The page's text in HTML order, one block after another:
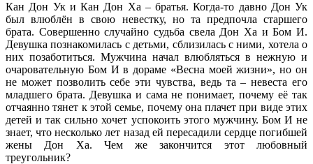
Кан Дон Ук и Кан Дон Ха – братья. Когда-то давно Дон Ук
был влюблён в свою невестку, но та предпочла старшего
брата. Совершенно случайно судьба свела Дон Ха и Бом И.
Девушка познакомилась с детьми, сблизилась с ними, хотела о
них позаботиться. Мужчина начал влюбляться в нежную и
очаровательную Бом И в дораме «Весна моей жизни», но он
не может позволить себе эти чувства, ведь та – невеста его
младшего брата. Девушка и сама не понимает, почему её так
отчаянно тянет к этой семье, почему она плачет при виде этих
детей и так сильно хочет успокоить этого мужчину. Бом И не
знает, что несколько лет назад ей пересадили сердце погибшей
жены Дон Ха. Чем же закончится этот любовный
треугольник?